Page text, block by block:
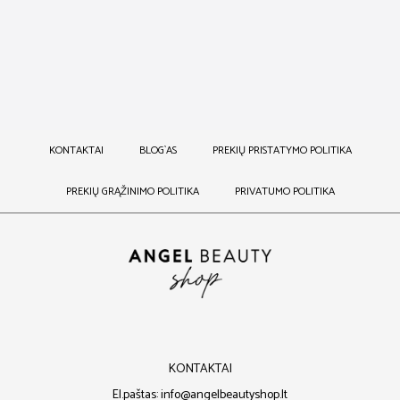
KONTAKTAI BLOG`AS PREKIŲ PRISTATYMO POLITIKA
PREKIŲ GRĄŽINIMO POLITIKA PRIVATUMO POLITIKA
KONTAKTAI
El.paštas: info@angelbeautyshop.lt